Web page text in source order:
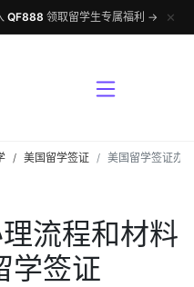
QF888 领取留学生专属福利 → ✕
/ 美国留学签证 美国留学签证办
流程和材料
学签证